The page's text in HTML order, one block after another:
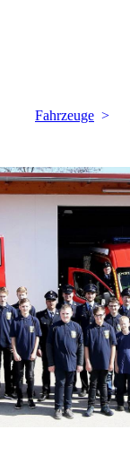
Fahrzeuge